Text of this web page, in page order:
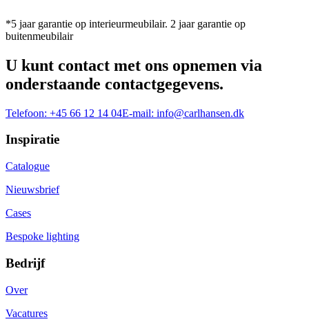
*5 jaar garantie op interieurmeubilair. 2 jaar garantie op
buitenmeubilair
U kunt contact met ons opnemen via
onderstaande contactgegevens.
Telefoon: +45 66 12 14 04E-mail: info@carlhansen.dk
Inspiratie
Catalogue
Nieuwsbrief
Cases
Bespoke lighting
Bedrijf
Over
Vacatures